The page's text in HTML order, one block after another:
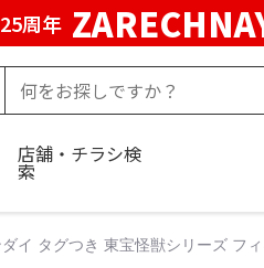
周年
店舗・チラシ検
索
イ タグつき 東宝怪獣シリーズ フ